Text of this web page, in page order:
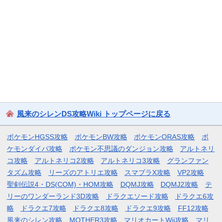
風来のシレンDS攻略Wiki トップページに戻る
ポケモンHGSS攻略 ポケモンBW攻略 ポケモンORAS攻略
ポ
ケモンダイパ攻略
ポケモン不思議のダンジョン攻略
アルトネリ
コ攻略
アルトネリコ2攻略 アルトネリコ3攻略
グランファン
タズム攻略
リーズのアトリエ攻略 スマブラX攻略
VP2攻略
聖剣伝説4・DS(COM)・HOM攻略
DQMJ攻略 DQMJ2攻略
テ
リーのワンダーランド3D攻略
ドラクエソード攻略
ドラクエ6攻
略
ドラクエ7攻略 ドラクエ8攻略 ドラクエ9攻略
FF12攻略
風来のシレン攻略
MOTHER3攻略 マリオカートWii攻略 マリ